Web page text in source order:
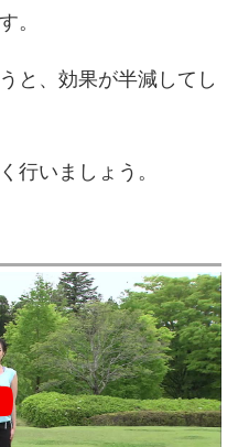
。
と、効果が半減してし
行いましょう。